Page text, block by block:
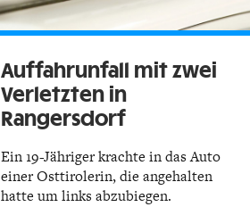
Auffahrunfall mit zwei
Verletzten in
Rangersdorf
Ein 19-Jähriger krachte in das Auto
einer Osttirolerin, die angehalten
hatte um links abzubiegen.